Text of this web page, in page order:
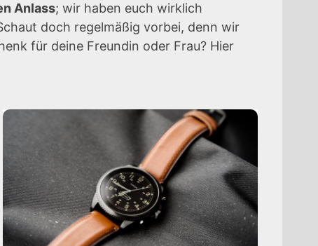
Anlass; wir haben euch wirklich
doch regelmäßig vorbei, denn wir
für deine Freundin oder Frau? Hier